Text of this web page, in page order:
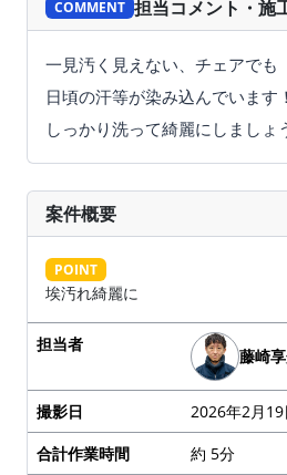
COMMENT 担当コメント・施
一見汚く見えない、チェアでも
日頃の汗等が染み込んでいます！
しっかり洗って綺麗にしましょ
案件概要
POINT
埃汚れ綺麗に
担当者
藤崎
撮影日
2026年2月19
合計作業時間
約 5分